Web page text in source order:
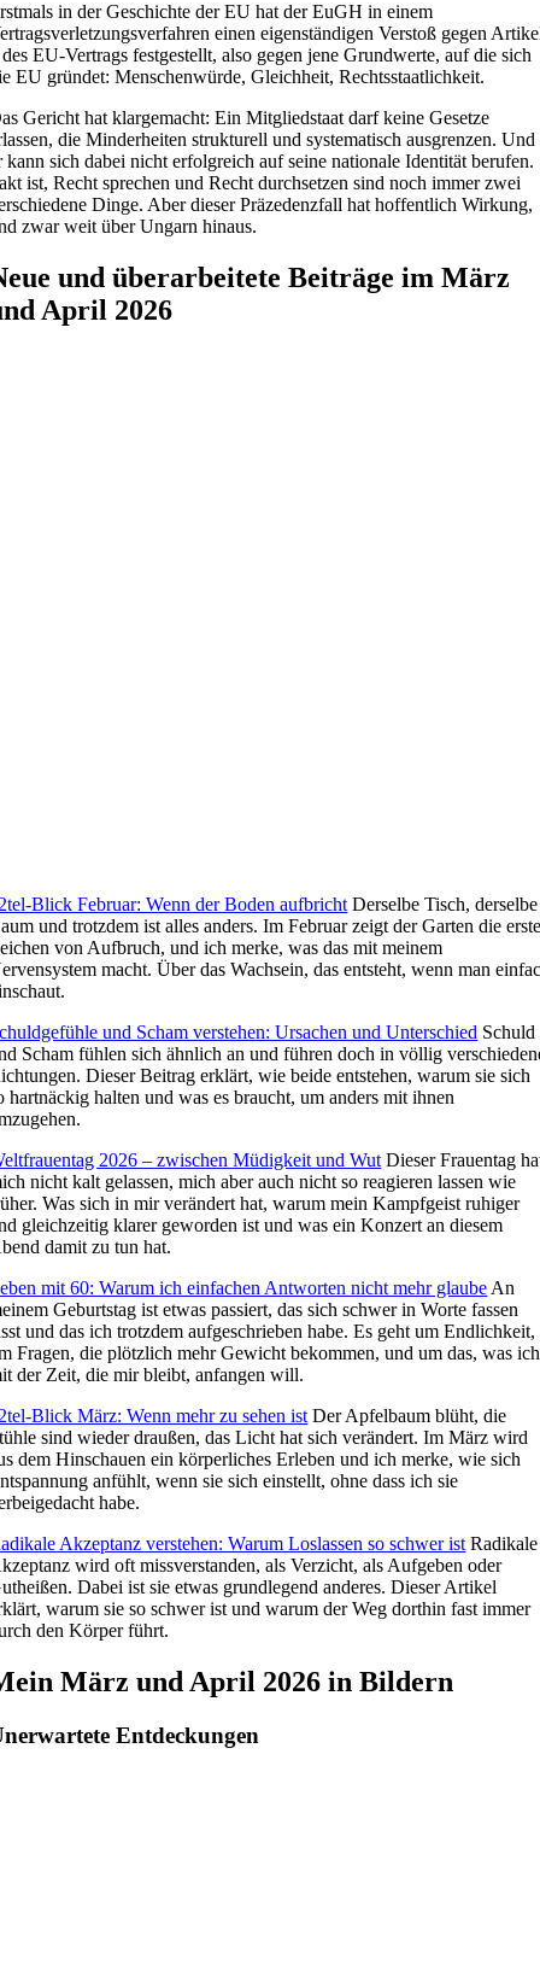
in der Geschichte der EU hat der EuGH in einem
einen eigenständigen Verstoß gegen
EU-Vertrags festgestellt, also gegen jene Grundwerte, auf die sich
EU gründet: Menschenwürde, Gleichheit, Rechtsstaatlichkeit.
Gericht hat klargemacht: Ein Mitgliedstaat darf keine Gesetze
die Minderheiten strukturell und systematisch ausgrenzen. Und
kann sich dabei nicht erfolgreich auf seine nationale Identität berufen.
ist, Recht sprechen und Recht durchsetzen sind noch immer zwei
Dinge. Aber dieser Präzedenzfall hat hoffentlich Wirkung,
zwar weit über Ungarn hinaus.
und überarbeitete Beiträge im März
April 2026
Blick Februar: Wenn der Boden aufbricht Derselbe Tisch, derselbe
und trotzdem ist alles anders. Im Februar zeigt der Garten die
von Aufbruch, und ich merke, was das mit meinem
macht. Über das Wachsein, das entsteht, wenn man
und Scham verstehen: Ursachen und Unterschied Schuld
Scham fühlen sich ähnlich an und führen doch in völlig
Dieser Beitrag erklärt, wie beide entstehen, warum sie sich
hartnäckig halten und was es braucht, um anders mit ihnen
2026 – zwischen Müdigkeit und Wut Dieser Frauentag
nicht kalt gelassen, mich aber auch nicht so reagieren lassen wie
Was sich in mir verändert hat, warum mein Kampfgeist ruhiger
gleichzeitig klarer geworden ist und was ein Konzert an diesem
damit zu tun hat.
mit 60: Warum ich einfachen Antworten nicht mehr glaube An
Geburtstag ist etwas passiert, das sich schwer in Worte fassen
und das ich trotzdem aufgeschrieben habe. Es geht um Endlichkeit,
Fragen, die plötzlich mehr Gewicht bekommen, und um das, was ich
der Zeit, die mir bleibt, anfangen will.
Blick März: Wenn mehr zu sehen ist Der Apfelbaum blüht, die
sind wieder draußen, das Licht hat sich verändert. Im März wird
dem Hinschauen ein körperliches Erleben und ich merke, wie sich
anfühlt, wenn sie sich einstellt, ohne dass ich sie
habe.
Akzeptanz verstehen: Warum Loslassen so schwer ist Radikale
wird oft missverstanden, als Verzicht, als Aufgeben oder
Dabei ist sie etwas grundlegend anderes. Dieser Artikel
warum sie so schwer ist und warum der Weg dorthin fast immer
den Körper führt.
März und April 2026 in Bildern
Entdeckungen